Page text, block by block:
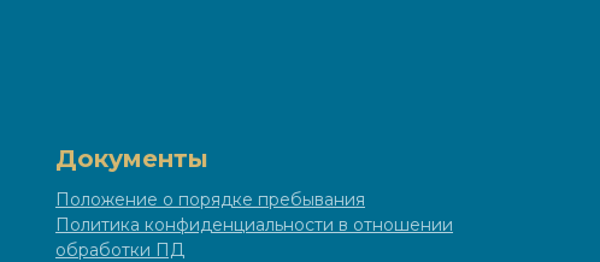
Документы
Положение о порядке пребывания
Политика конфиденциальности в отношении
обработки ПД